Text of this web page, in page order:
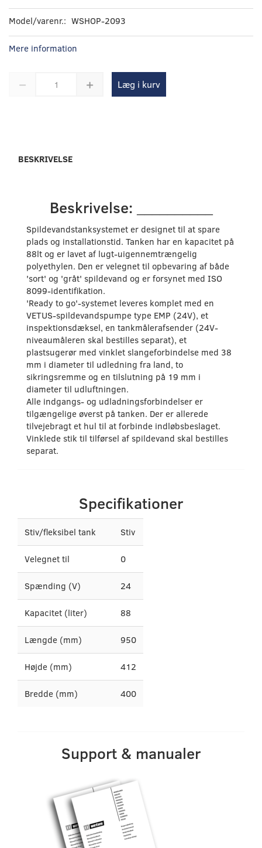
Model/varenr.: WSHOP-2093
Mere information
Læg i kurv
BESKRIVELSE
Beskrivelse: __________
Spildevandstanksystemet er designet til at spare
plads og installationstid. Tanken har en kapacitet på
88lt og er lavet af lugt-uigennemtrængelig
polyethylen. Den er velegnet til opbevaring af både
'sort' og 'gråt' spildevand og er forsynet med ISO
8099-identifikation.
'Ready to go'-systemet leveres komplet med en
VETUS-spildevandspumpe type EMP (24V), et
inspektionsdæksel, en tankmålerafsender (24V-
niveaumåleren skal bestilles separat), et
plastsugerør med vinklet slangeforbindelse med 38
mm i diameter til udledning fra land, to
sikringsremme og en tilslutning på 19 mm i
diameter til udluftningen.
Alle indgangs- og udladningsforbindelser er
tilgængelige øverst på tanken. Der er allerede
tilvejebragt et hul til at forbinde indløbsbeslaget.
Vinklede stik til tilførsel af spildevand skal bestilles
separat.
Specifikationer
Stiv/fleksibel tank Stiv
Velegnet til 0
Spænding (V) 24
Kapacitet (liter) 88
Længde (mm) 950
Højde (mm) 412
Bredde (mm) 400
Support & manualer